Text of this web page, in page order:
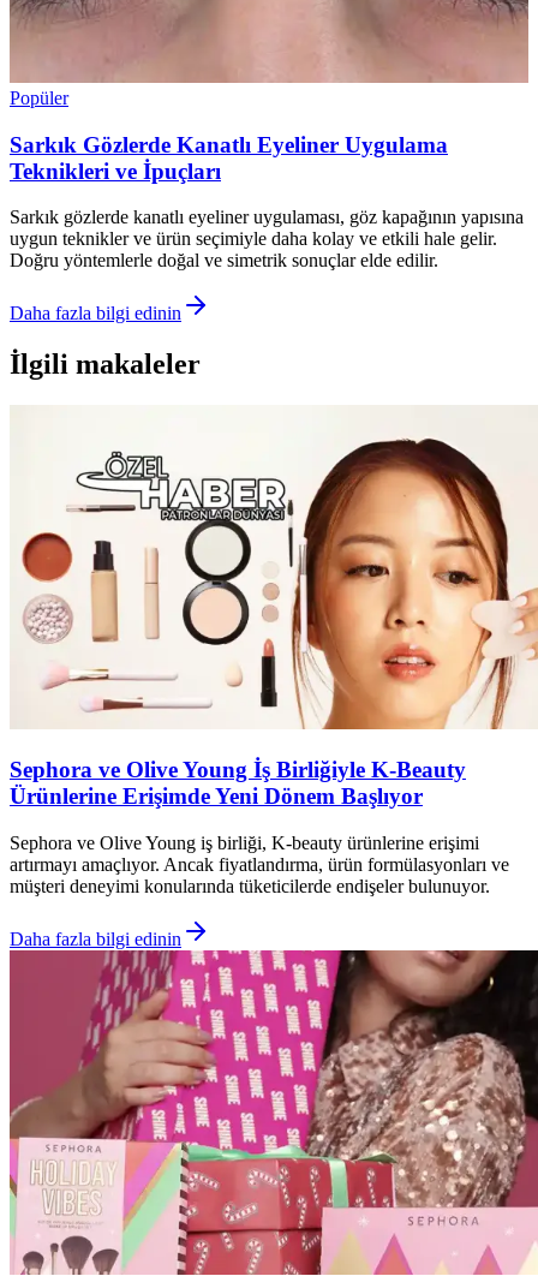
Popüler
Sarkık Gözlerde Kanatlı Eyeliner Uygulama
Teknikleri ve İpuçları
Sarkık gözlerde kanatlı eyeliner uygulaması, göz kapağının yapısına
uygun teknikler ve ürün seçimiyle daha kolay ve etkili hale gelir.
Doğru yöntemlerle doğal ve simetrik sonuçlar elde edilir.
Daha fazla bilgi edinin
İlgili makaleler
Sephora ve Olive Young İş Birliğiyle K-Beauty
Ürünlerine Erişimde Yeni Dönem Başlıyor
Sephora ve Olive Young iş birliği, K-beauty ürünlerine erişimi
artırmayı amaçlıyor. Ancak fiyatlandırma, ürün formülasyonları ve
müşteri deneyimi konularında tüketicilerde endişeler bulunuyor.
Daha fazla bilgi edinin